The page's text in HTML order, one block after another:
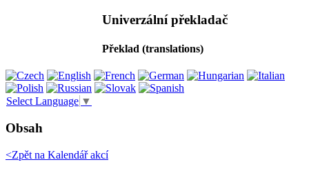
Univerzální překladač
Překlad (translations)
Select Language ▼
Obsah
<Zpět na Kalendář akcí